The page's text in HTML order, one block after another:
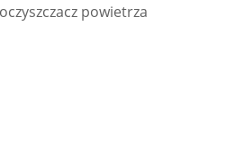
powietrza